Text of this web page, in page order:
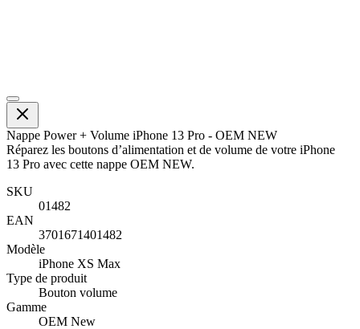
Nappe Power + Volume iPhone 13 Pro - OEM NEW
Réparez les boutons d’alimentation et de volume de votre iPhone
13 Pro avec cette nappe OEM NEW.
SKU
01482
EAN
3701671401482
Modèle
iPhone XS Max
Type de produit
Bouton volume
Gamme
OEM New